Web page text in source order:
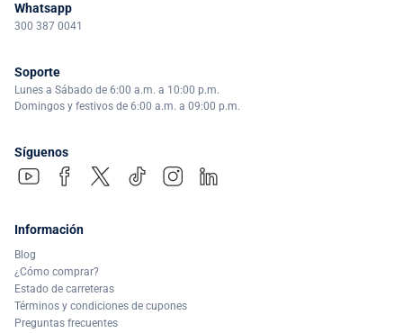
Whatsapp
300 387 0041
Soporte
Lunes a Sábado de 6:00 a.m. a 10:00 p.m.
Domingos y festivos de 6:00 a.m. a 09:00 p.m.
Síguenos
Información
Blog
¿Cómo comprar?
Estado de carreteras
Términos y condiciones de cupones
Preguntas frecuentes